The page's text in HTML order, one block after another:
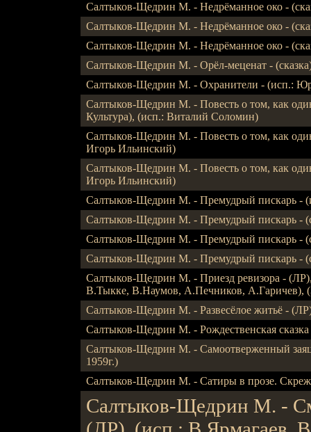
Салтыков-Щедрин М. - Недрёманное око -
Салтыков-Щедрин М. - Недрёманное око -
Салтыков-Щедрин М. - Недрёманное око -
Салтыков-Щедрин М. - Орёл-меценат -
Салтыков-Щедрин М. - Охранители - (исп.:
Салтыков-Щедрин М. - Повесть о том, как
Культура), (исп.: Виталий Соломин)
Салтыков-Щедрин М. - Повесть о том, как
Игорь Ильинский)
Салтыков-Щедрин М. - Повесть о том, как
Игорь Ильинский)
Салтыков-Щедрин М. - Премудрый пискарь -
Салтыков-Щедрин М. - Премудрый пискарь -
Салтыков-Щедрин М. - Премудрый пискарь -
Салтыков-Щедрин М. - Премудрый пискарь -
Салтыков-Щедрин М. - Приезд ревизора -
В.Тыкке, В.Наумов, А.Печников, А.Гаричев),
Салтыков-Щедрин М. - Развесёлое житьё -
Салтыков-Щедрин М. - Рождественская
Салтыков-Щедрин М. - Самоотверженный
1959г.)
Салтыков-Щедрин М. - Сатиры в прозе.
Салтыков-Щедрин М. -